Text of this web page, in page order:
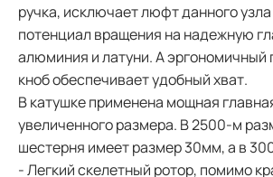
ручка, исключает люфт данного
потенциал вращения на надежную
алюминия и латуни. А эргономичный
кноб обеспечивает удобный хват.
В катушке применена мощная
увеличенного размера. В 2500-м
шестерня имеет размер 30мм, а в
- Легкий скелетный ротор, помимо